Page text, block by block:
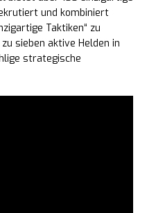
und kombiniert
Taktiken“ zu
sieben aktive Helden in
strategische